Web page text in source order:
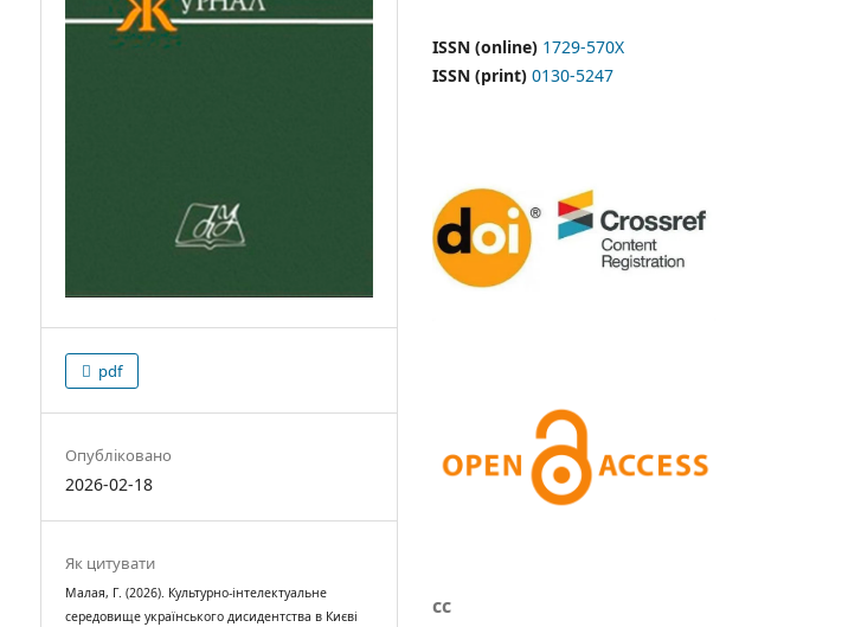
pdf
Опубліковано
2026-02-18
Як цитувати
Малая, Г. (2026). Культурно-інтелектуальне
середовище українського дисидентства в Києві
ISSN (online) 1729-570X
ISSN (print) 0130-5247
cc